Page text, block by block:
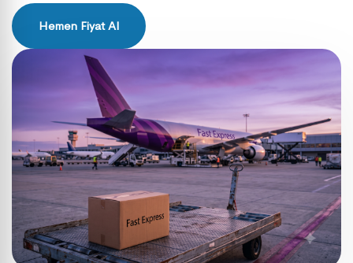
Hemen Fiyat Al